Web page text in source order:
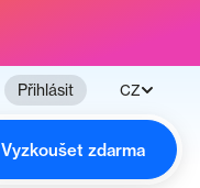
Přihlásit CZ
Vyzkoušet zdarma